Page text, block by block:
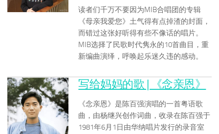
读者们千万不要因为MIB合唱团的专辑
《母亲我爱您》土气得有点掉渣的封面，
而错过这张好听得有些不像话的唱片。
MIB选择了民歌时代隽永的10首曲目，重
新编曲演绎，呼唤起乐迷久违的感动。
写给妈妈的歌 | 《念亲恩》
《念亲恩》是陈百强演唱的一首粤语歌
曲，由杨继兴创作词曲，收录在陈百强于
1981年6月1日由华纳唱片发行的录音室